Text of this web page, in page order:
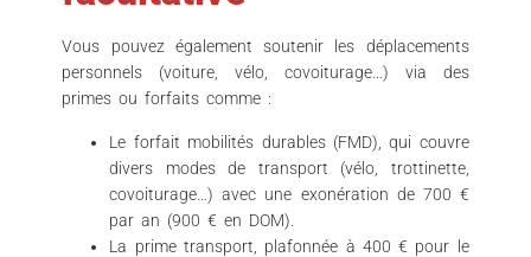
Vous pouvez également soutenir les déplacements
personnels (voiture, vélo, covoiturage…) via des
primes ou forfaits comme :
Le forfait mobilités durables (FMD), qui couvre
divers modes de transport (vélo, trottinette,
covoiturage…) avec une exonération de 700 €
par an (900 € en DOM).
La prime transport, plafonnée à 400 € pour le